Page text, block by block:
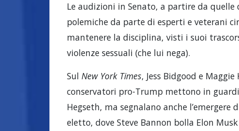
Le audizioni in Senato, a partire da
polemiche da parte di esperti e veterani
mantenere la disciplina, visti i suoi
violenze sessuali (che lui nega).
Sul New York Times, Jess Bidgood e
conservatori pro-Trump mettono in
Hegseth, ma segnalano anche
eletto, dove Steve Bannon bolla Elon